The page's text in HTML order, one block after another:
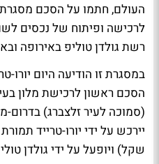
העולם, חתמו על הסכם
לרכישה ופיתוח של נכסים
רשת גולדן טוליפ באירופה
במסגרת זו הודיעה היום
(סמוכה לעיר זלצברג) בדרום-
שקל) ויופעל על ידי גולדן